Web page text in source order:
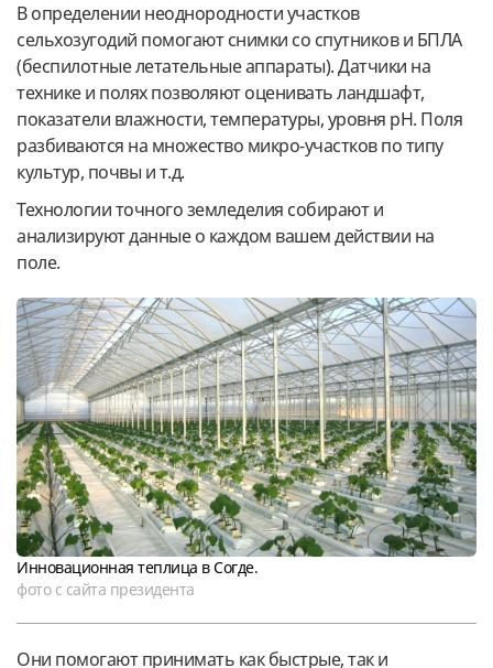
В определении неоднородности участков
сельхозугодий помогают снимки со спутников и БПЛА
(беспилотные летательные аппараты). Датчики на
технике и полях позволяют оценивать ландшафт,
показатели влажности, температуры, уровня pH. Поля
разбиваются на множество микро-участков по типу
культур, почвы и т.д.
Технологии точного земледелия собирают и
анализируют данные о каждом вашем действии на
поле.
Инновационная теплица в Согде.
фото с сайта президента
Они помогают принимать как быстрые, так и